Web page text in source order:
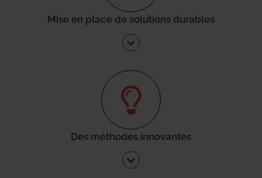
Mise en place de solutions durables
Des méthodes innovantes